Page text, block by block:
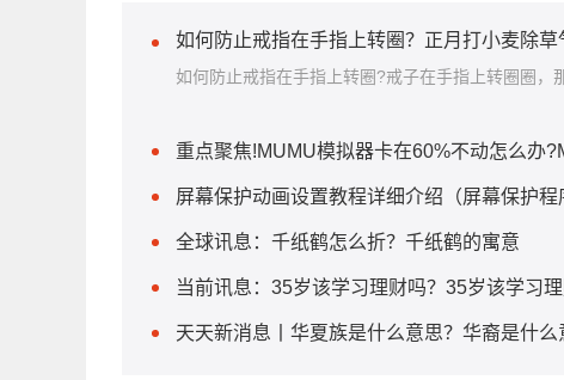
如何防止戒指在手指上转圈？正月打小麦除
如何防止戒指在手指上转圈?戒子在手指上转圈圈，
重点聚焦!MUMU模拟器卡在60%不动怎么办
屏幕保护动画设置教程详细介绍（屏幕保护
全球讯息：千纸鹤怎么折？千纸鹤的寓意
当前讯息：35岁该学习理财吗？35岁该学习理
天天新消息丨华夏族是什么意思？华裔是什